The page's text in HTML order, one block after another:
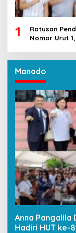
1
Ratusan
Nomor Urut
Manado
Anna Pangalila
Hadiri HUT ke-